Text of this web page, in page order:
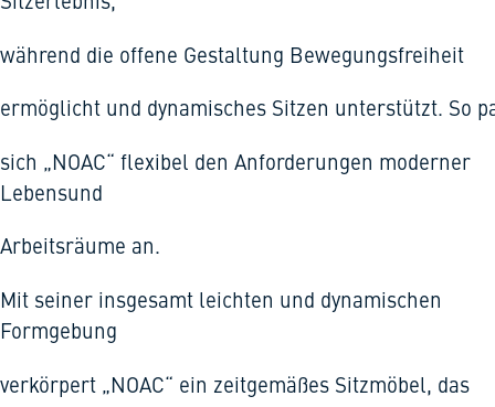
während die offene Gestaltung Bewegungsfreiheit
ermöglicht und dynamisches Sitzen unterstützt. So
sich „NOAC“ flexibel den Anforderungen moderner
Lebensund
Arbeitsräume an.
Mit seiner insgesamt leichten und dynamischen
Formgebung
verkörpert „NOAC“ ein zeitgemäßes Sitzmöbel, das